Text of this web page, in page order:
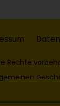
Rechte